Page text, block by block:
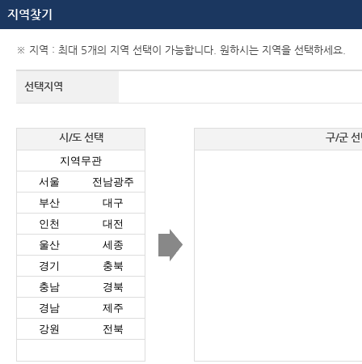
지역찾기
※ 지역 : 최대 5개의 지역 선택이 가능합니다. 원하시는 지역을 선택하세요.
선택지역
시/도 선택
지역무관
서울
전남광주
부산
대구
인천
대전
울산
세종
경기
충북
충남
경북
경남
제주
강원
전북
구/군 선